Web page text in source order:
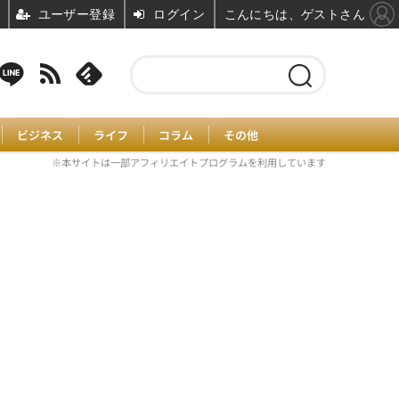
ビジネス ライフ コラム その他
※本サイトは一部アフィリエイトプログラムを利用しています
ユーザー登録 ログイン こんにちは、ゲストさん